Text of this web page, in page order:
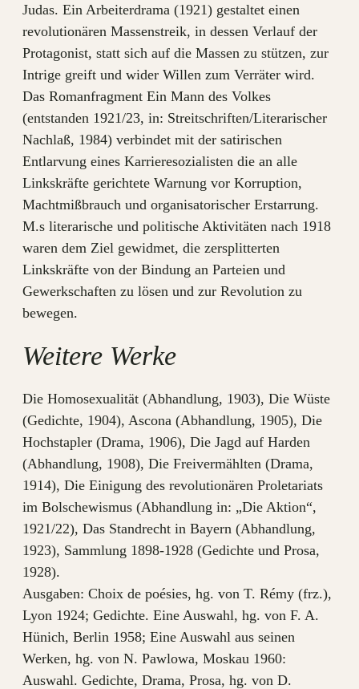
Judas. Ein Arbeiterdrama (1921) gestaltet einen
revolutionären Massenstreik, in dessen Verlauf der
Protagonist, statt sich auf die Massen zu stützen, zur
Intrige greift und wider Willen zum Verräter wird.
Das Romanfragment Ein Mann des Volkes
(entstanden 1921/23, in: Streitschriften/Literarischer
Nachlaß, 1984) verbindet mit der satirischen
Entlarvung eines Karrieresozialisten die an alle
Linkskräfte gerichtete Warnung vor Korruption,
Machtmißbrauch und organisatorischer Erstarrung.
M.s literarische und politische Aktivitäten nach 1918
waren dem Ziel gewidmet, die zersplitterten
Linkskräfte von der Bindung an Parteien und
Gewerkschaften zu lösen und zur Revolution zu
bewegen.
Weitere Werke
Die Homosexualität (Abhandlung, 1903), Die Wüste
(Gedichte, 1904), Ascona (Abhandlung, 1905), Die
Hochstapler (Drama, 1906), Die Jagd auf Harden
(Abhandlung, 1908), Die Freivermählten (Drama,
1914), Die Einigung des revolutionären Proletariats
im Bolschewismus (Abhandlung in: „Die Aktion“,
1921/22), Das Standrecht in Bayern (Abhandlung,
1923), Sammlung 1898-1928 (Gedichte und Prosa,
1928).
Ausgaben: Choix de poésies, hg. von T. Rémy (frz.),
Lyon 1924; Gedichte. Eine Auswahl, hg. von F. A.
Hünich, Berlin 1958; Eine Auswahl aus seinen
Werken, hg. von N. Pawlowa, Moskau 1960:
Auswahl. Gedichte, Drama, Prosa, hg. von D.